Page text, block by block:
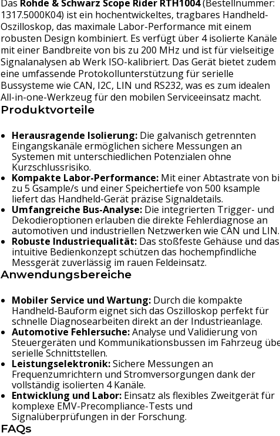
Das Rohde & Schwarz Scope Rider RTH1004(Bestellnummer:
1317.5000K04) ist ein hochentwickeltes, tragbares Handheld-
Oszilloskop, das maximale Labor-Performance mit einem
robusten Design kombiniert. Es verfügt über 4 isolierte Kanäle
mit einer Bandbreite von bis zu 200 MHz und ist für vielseitige
Signalanalysen ab Werk ISO-kalibriert. Das Gerät bietet zudem
eine umfassende Protokollunterstützung für serielle
Bussysteme wie CAN, I2C, LIN und RS232, was es zum idealen
All-in-one-Werkzeug für den mobilen Serviceeinsatz macht.
Produktvorteile
Herausragende Isolierung: Die galvanisch getrennten
Eingangskanäle ermöglichen sichere Messungen an
Systemen mit unterschiedlichen Potenzialen ohne
Kurzschlussrisiko.
Kompakte Labor-Performance: Mit einer Abtastrate von
zu 5 Gsample/s und einer Speichertiefe von 500 ksample
liefert das Handheld-Gerät präzise Signaldetails.
Umfangreiche Bus-Analyse: Die integrierten Trigger- und
Dekodieroptionen erlauben die direkte Fehlerdiagnose an
automotiven und industriellen Netzwerken wie CAN und LIN.
Robuste Industriequalität: Das stoßfeste Gehäuse und das
intuitive Bedienkonzept schützen das hochempfindliche
Messgerät zuverlässig im rauen Feldeinsatz.
Anwendungsbereiche
Mobiler Service und Wartung: Durch die kompakte
Handheld-Bauform eignet sich das Oszilloskop perfekt für
schnelle Diagnosearbeiten direkt an der Industrieanlage.
Automotive Fehlersuche:Analyse und Validierung von
Steuergeräten und Kommunikationsbussen im Fahrzeug
serielle Schnittstellen.
Leistungselektronik:Sichere Messungen an
Frequenzumrichtern und Stromversorgungen dank der
vollständig isolierten 4 Kanäle.
Entwicklung und Labor: Einsatz als flexibles Zweitgerät für
komplexe EMV-Precompliance-Tests und
Signalüberprüfungen in der Forschung.
FAQs